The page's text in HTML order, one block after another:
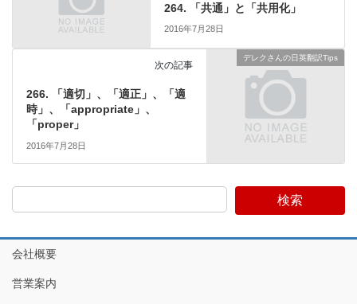
264. 「共通」と「共用化」
2016年7月28日
デレクさんの日英翻訳Tips
次の記事
266. 「適切」、「適正」、「適
時」、「appropriate」、
「proper」
2016年7月28日
検索
会社概要
営業案内